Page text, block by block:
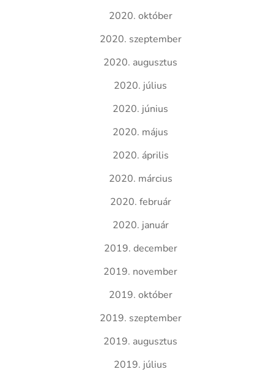
2020. október
2020. szeptember
2020. augusztus
2020. július
2020. június
2020. május
2020. április
2020. március
2020. február
2020. január
2019. december
2019. november
2019. október
2019. szeptember
2019. augusztus
2019. július